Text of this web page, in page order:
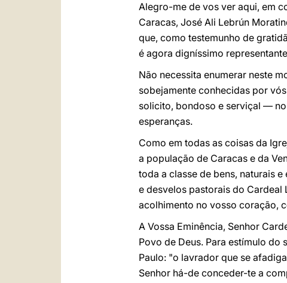
Alegro-me de vos ver aqui, em
Caracas, José Ali Lebrún
que, como testemunho de
é agora digníssimo
Não necessita enumerar neste
sobejamente conhecidas por
solicito, bondoso e serviçal —
esperanças.
Como em todas as coisas da
a população de Caracas e da
toda a classe de bens, naturais
e desvelos pastorais do
acolhimento no vosso coração,
A Vossa Eminência, Senhor
Povo de Deus. Para estímulo
Paulo: "o lavrador que se
Senhor há-de conceder-te a